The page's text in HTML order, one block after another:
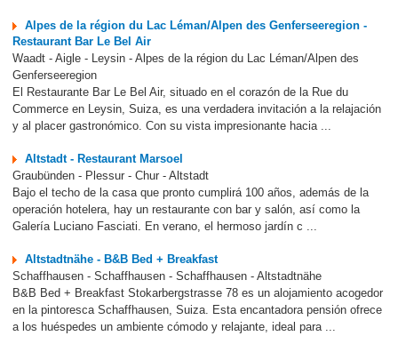
Alpes de la région du Lac Léman/Alpen des Genferseeregion -
Restaurant Bar Le Bel Air
Waadt - Aigle - Leysin - Alpes de la région du Lac Léman/Alpen des
Genferseeregion
El Restaurante Bar Le Bel Air, situado en el corazón de la Rue du
Commerce en Leysin, Suiza, es una verdadera invitación a la relajación
y al placer gastronómico. Con su vista impresionante hacia ...
Altstadt - Restaurant Marsoel
Graubünden - Plessur - Chur - Altstadt
Bajo el techo de la casa que pronto cumplirá 100 años, además de la
operación hotelera, hay un restaurante con bar y salón, así como la
Galería Luciano Fasciati. En verano, el hermoso jardín c ...
Altstadtnähe - B&B Bed + Breakfast
Schaffhausen - Schaffhausen - Schaffhausen - Altstadtnähe
B&B Bed + Breakfast Stokarbergstrasse 78 es un alojamiento acogedor
en la pintoresca Schaffhausen, Suiza. Esta encantadora pensión ofrece
a los huéspedes un ambiente cómodo y relajante, ideal para ...